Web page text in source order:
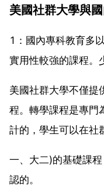
美國社群大學與
1：國內專科教育多
實用性較強的課程。
美國社群大學不僅提
程。轉學課程是專門
計的，學生可以在社
一、大二)的基礎課
認的。